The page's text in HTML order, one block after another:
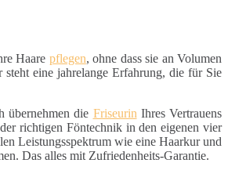
Haare pflegen, ohne dass sie an Volumen
eine jahrelange Erfahrung, die für Sie
übernehmen die Friseurin Ihres Vertrauens
richtigen Föntechnik in den eigenen vier
Leistungsspektrum wie eine Haarkur und
Das alles mit Zufriedenheits-Garantie.